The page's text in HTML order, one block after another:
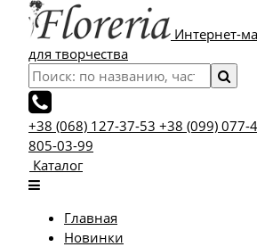
Интернет-
для творчества
+38 (068) 127-37-53 +38 (099) 077-
805-03-99
Каталог
Главная
Новинки